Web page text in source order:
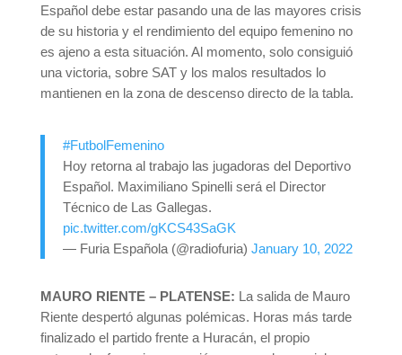
Español debe estar pasando una de las mayores crisis
de su historia y el rendimiento del equipo femenino no
es ajeno a esta situación. Al momento, solo consiguió
una victoria, sobre SAT y los malos resultados lo
mantienen en la zona de descenso directo de la tabla.
#FutbolFemenino
Hoy retorna al trabajo las jugadoras del Deportivo
Español. Maximiliano Spinelli será el Director
Técnico de Las Gallegas.
pic.twitter.com/gKCS43SaGK
— Furia Española (@radiofuria) January 10, 2022
MAURO RIENTE – PLATENSE: La salida de Mauro
Riente despertó algunas polémicas. Horas más tarde
finalizado el partido frente a Huracán, el propio